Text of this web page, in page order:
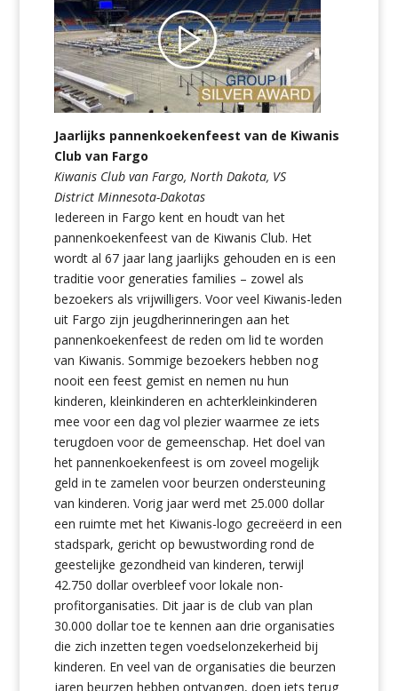
Jaarlijks pannenkoekenfeest van de Kiwanis
Club van Fargo
Kiwanis Club van Fargo, North Dakota, VS
District Minnesota-Dakotas
Iedereen in Fargo kent en houdt van het
pannenkoekenfeest van de Kiwanis Club. Het
wordt al 67 jaar lang jaarlijks gehouden en is een
traditie voor generaties families – zowel als
bezoekers als vrijwilligers. Voor veel Kiwanis-leden
uit Fargo zijn jeugdherinneringen aan het
pannenkoekenfeest de reden om lid te worden
van Kiwanis. Sommige bezoekers hebben nog
nooit een feest gemist en nemen nu hun
kinderen, kleinkinderen en achterkleinkinderen
mee voor een dag vol plezier waarmee ze iets
terugdoen voor de gemeenschap. Het doel van
het pannenkoekenfeest is om zoveel mogelijk
geld in te zamelen voor beurzen ondersteuning
van kinderen. Vorig jaar werd met 25.000 dollar
een ruimte met het Kiwanis-logo gecreëerd in een
stadspark, gericht op bewustwording rond de
geestelijke gezondheid van kinderen, terwijl
42.750 dollar overbleef voor lokale non-
profitorganisaties. Dit jaar is de club van plan
30.000 dollar toe te kennen aan drie organisaties
die zich inzetten tegen voedselonzekerheid bij
kinderen. En veel van de organisaties die beurzen
jaren beurzen hebben ontvangen, doen iets terug